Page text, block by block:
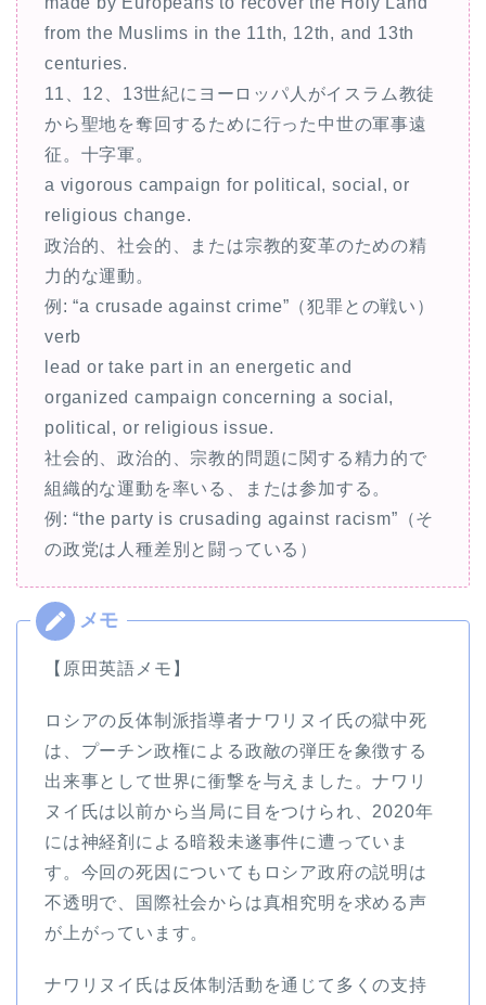
from the Muslims in the 11th, 12th, and 13th
centuries.
11、12、13世紀にヨーロッパ人がイスラム教徒
から聖地を奪回するために行った中世の軍事遠
征。十字軍。
a vigorous campaign for political, social, or
religious change.
政治的、社会的、または宗教的変革のための精
力的な運動。
例: “a crusade against crime”（犯罪との戦い）
verb
lead or take part in an energetic and
organized campaign concerning a social,
political, or religious issue.
社会的、政治的、宗教的問題に関する精力的で
組織的な運動を率いる、または参加する。
例: “the party is crusading against racism”（そ
の政党は人種差別と闘っている）
【原田英語メモ】
ロシアの反体制派指導者ナワリヌイ氏の獄中死
は、プーチン政権による政敵の弾圧を象徴する
出来事として世界に衝撃を与えました。ナワリ
ヌイ氏は以前から当局に目をつけられ、2020年
には神経剤による暗殺未遂事件に遭っていま
す。今回の死因についてもロシア政府の説明は
不透明で、国際社会からは真相究明を求める声
が上がっています。
ナワリヌイ氏は反体制活動を通じて多くの支持